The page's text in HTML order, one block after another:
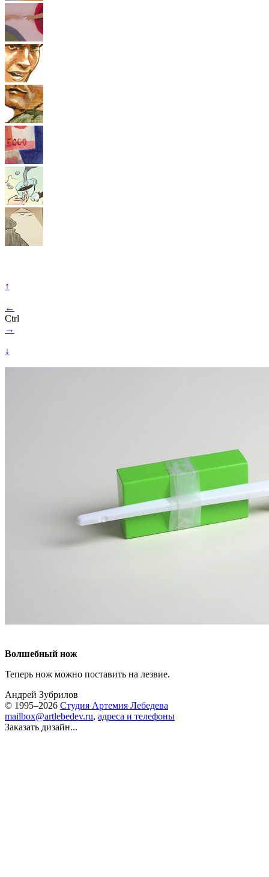
↑
←
Ctrl
→
↓
Волшебный нож
Теперь нож можно поставить на лезвие.
Андрей Зубрилов
© 1995–2026 Студия Артемия Лебедева
mailbox@artlebedev.ru, адреса и телефоны
Заказать дизайн...